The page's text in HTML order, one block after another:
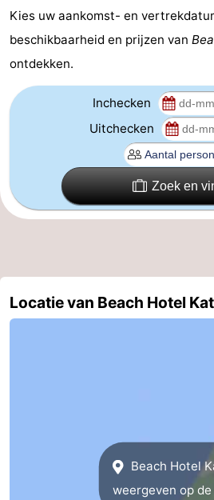
Schoorlse
Duinen
Bergen
aan
Zee
-
Bergen
-
Alkmaar
-
Zee
Noordhollands
duinreservaat
Wijk
Zee
-
Zuid-
Kennermerland
Amsterdam
-
Haarlem
-
Kies uw aankomst- en
beschikbaarheid en prijzen van
ontdekken.
Inchecken
Uitchecken
Zoek en
Locatie van Beach Hotel
Beach Hotel
weergeven op